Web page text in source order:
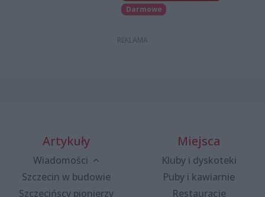
Darmowe
Artykuły
Wiadomości
Szczecin w budowie
Szczecińscy pionierzy
Miejsca
Kluby i dyskoteki
Puby i kawiarnie
Restauracje